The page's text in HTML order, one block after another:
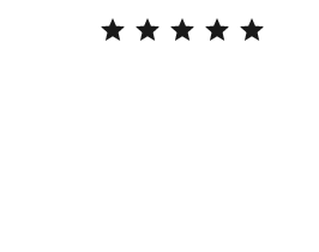
⭐⭐⭐⭐⭐